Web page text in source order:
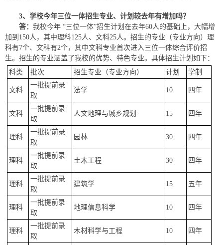
3、学校今年三位一体招生专业、 计划较去年有增加吗？
答： 我校今年 “三位一体”招生计划在去年60人的基础上，大幅增
加到150人，其中理科125人、文科25人。招生的专业（专业方向）理
科有7个、文科有2个，其中文科专业首次进入三位一体综合评价招
生。招生的专业涵盖了我校的优势、特色专业。具体招生计划如下：
科类
批次 招生专业（专业方向） 计划 学制
文科
一批提前录
取
法学 10 四年
文科
一批提前录
取
人文地理与城乡规划 15 四年
理科
一批提前录
取
园林 30 四年
理科
一批提前录
取
土木工程 30 四年
理科
一批提前录
取
建筑学 15 五年
理科
一批提前录
取
地理信息科学 10 四年
理科
一批提前录
取
木材科学与工程 10 四年